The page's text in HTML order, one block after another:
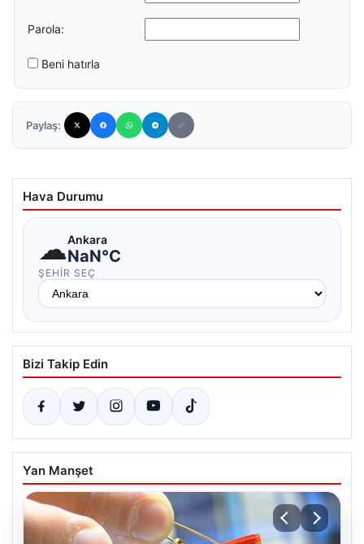
Parola:
Beni hatırla
Paylaş:
Hava Durumu
☁Ankara
NaN°C
ŞEHIR SEÇ
Bizi Takip Edin
Yan Manşet